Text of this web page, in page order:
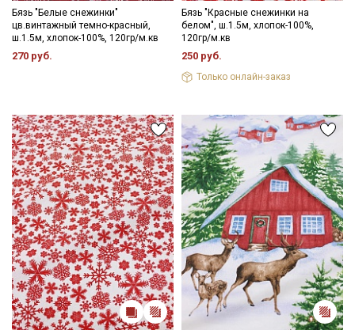
Бязь "Белые снежинки"
цв.винтажный темно-красный,
ш.1.5м, хлопок-100%, 120гр/м.кв
270 руб.
Бязь "Красные снежинки на
белом", ш.1.5м, хлопок-100%,
120гр/м.кв
250 руб.
Только онлайн-заказ